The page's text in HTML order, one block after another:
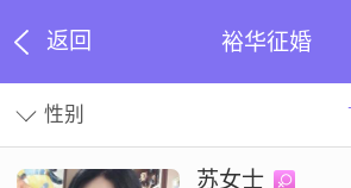
返回 裕华征婚
性别
苏女士